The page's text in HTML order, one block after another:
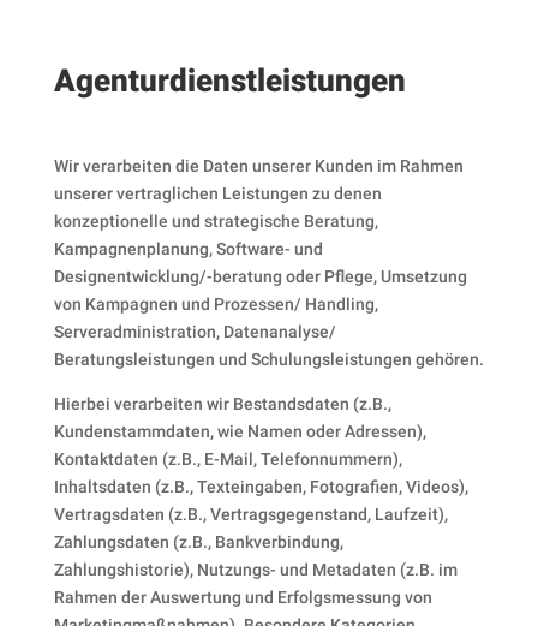
Agenturdienstleistungen
Wir verarbeiten die Daten unserer Kunden im Rahmen
unserer vertraglichen Leistungen zu denen
konzeptionelle und strategische Beratung,
Kampagnenplanung, Software- und
Designentwicklung/-beratung oder Pflege, Umsetzung
von Kampagnen und Prozessen/ Handling,
Serveradministration, Datenanalyse/
Beratungsleistungen und Schulungsleistungen gehören.
Hierbei verarbeiten wir Bestandsdaten (z.B.,
Kundenstammdaten, wie Namen oder Adressen),
Kontaktdaten (z.B., E-Mail, Telefonnummern),
Inhaltsdaten (z.B., Texteingaben, Fotografien, Videos),
Vertragsdaten (z.B., Vertragsgegenstand, Laufzeit),
Zahlungsdaten (z.B., Bankverbindung,
Zahlungshistorie), Nutzungs- und Metadaten (z.B. im
Rahmen der Auswertung und Erfolgsmessung von